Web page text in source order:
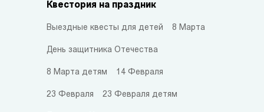
Квестория на праздник
Выездные квесты для детей 8 Марта
День защитника Отечества
8 Марта детям 14 Февраля
23 Февраля 23 Февраля детям